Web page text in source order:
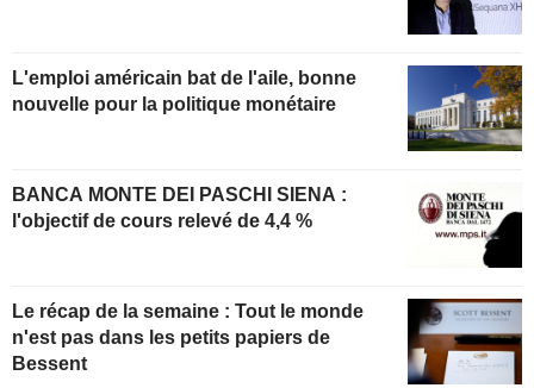
L'emploi américain bat de l'aile, bonne
nouvelle pour la politique monétaire
BANCA MONTE DEI PASCHI SIENA :
l'objectif de cours relevé de 4,4 %
Le récap de la semaine : Tout le monde
n'est pas dans les petits papiers de
Bessent